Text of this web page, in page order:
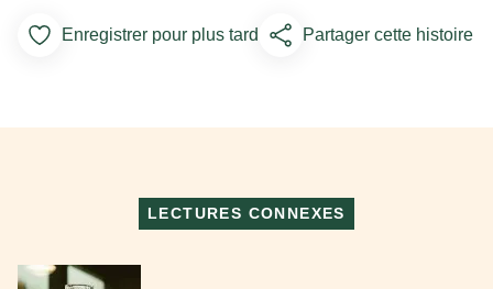
Add to Favorites
Enregistrer pour plus tard Partager cette histoire
LECTURES CONNEXES